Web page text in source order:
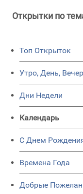
Открытки по
Топ Открыток
Утро, День, Вечер
Дни Недели
Календарь
C Днем
Времена Года
Добрые